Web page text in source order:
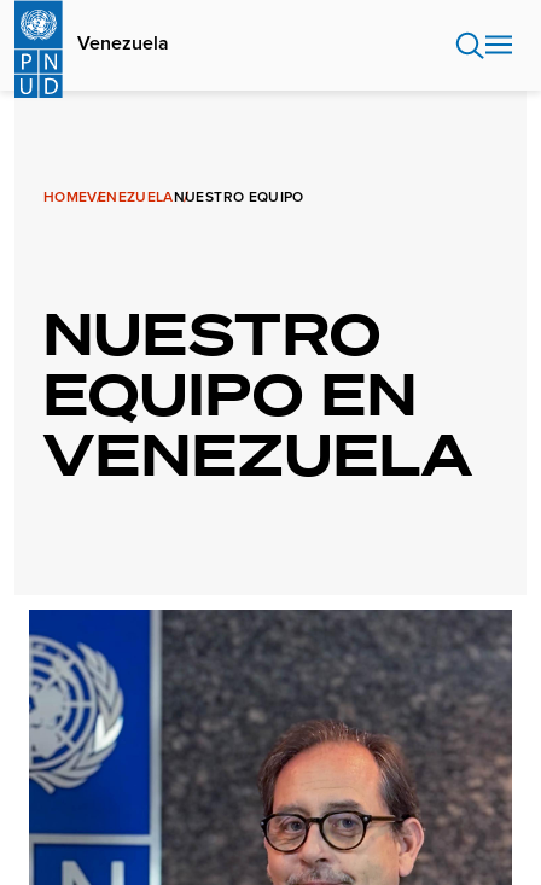
Pasar
contenido
principal
Venezuela
HOMEVENEZUELANUESTRO EQUIPO
NUESTRO
EQUIPO EN
VENEZUELA